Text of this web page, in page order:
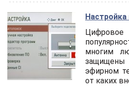
Настройка
многим
защищены
эфирном
от каких